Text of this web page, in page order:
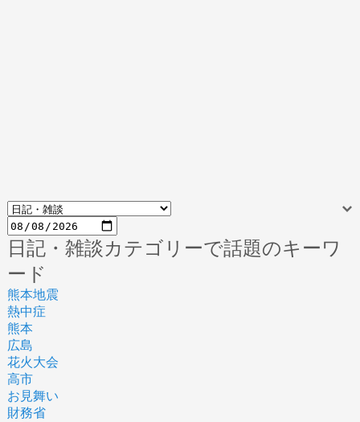
日記・雑談カテゴリーで話題のキーワ
ード
熊本地震
熱中症
熊本
広島
花火大会
高市
お見舞い
財務省